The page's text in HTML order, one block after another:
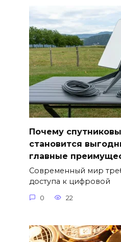
Почему
становится
главные
Современный мир
доступа к цифровой
0 22